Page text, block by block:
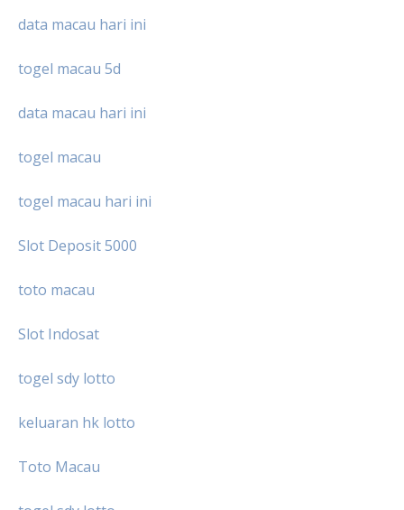
data macau hari ini
togel macau 5d
data macau hari ini
togel macau
togel macau hari ini
Slot Deposit 5000
toto macau
Slot Indosat
togel sdy lotto
keluaran hk lotto
Toto Macau